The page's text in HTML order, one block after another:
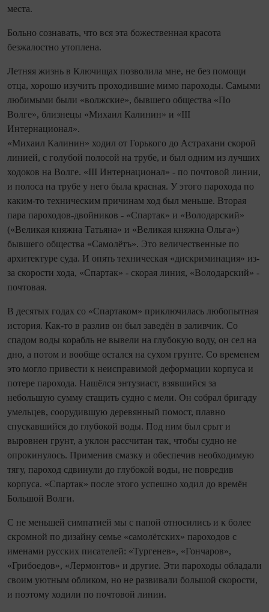
места.
Больно сознавать, что вся эта божественная красота
безжалостно утоплена.
Летняя жизнь в Ключищах позволила мне, не без помощи
отца, хорошо изучить проходившие мимо пароходы. Самыми
любимыми были «волжские», бывшего общества «По
Волге», близнецы «Михаил Калинин» и «III
Интернационал».
«Михаил Калинин» ходил от Горького до Астрахани скорой
линией, с голубой полосой на трубе, и был одним из лучших
ходоков на Волге. «III Интернационал» - по поч­товой линии,
и полоса на трубе у него была красная. У этого парохода по
каким-то техническим причинам ход был меньше. Вторая
пара пароходов-двойников - «Спартак» и «Володарский»
(«Великая княжна Татьяна» и «Великая княжна Ольга»)
бывшего общества «Самолётъ». Это величественные по
архитектуре суда. И опять техническая «дискриминация» из-
за скорости хода, «Спартак» - скорая линия, «Володарский» -
почтовая.
В десятых годах со «Спартаком» приключилась любопытная
история. Как-то в разлив он был заведён в заливчик. Со
спадом воды корабль не вывели на глубокую воду, он сел на
дно, а потом и вообще остался на сухом грунте. Со временем
это могло привести к неисправимой деформации корпуса и
потере парохода. Нашёлся энтузиаст, взявшийся за
небольшую сумму стащить судно с мели. Он собрал бригаду
умельцев, соорудившую деревянный помост, плавно
спускавшийся до глубокой воды. Под ним был срыт и
выровнен грунт, а уклон рассчитан так, чтобы судно не
опрокинулось. Применив смазку и обеспечив необходимую
тягу, пароход сдвинули до глубокой воды, не повредив
корпуса. «Спартак» после этого успешно ходил до времён
Большой Волги.
С не меньшей симпатией мы с папой относились и к более
скромной по дизайну семье «самолётских» пароходов с
именами русских писателей: «Тургенев», «Гончаров»,
«Грибоедов», «Лермонтов» и другие. Эти пароходы обладали
своим уютным обликом, но не развивали большой скорости,
и поэтому ходили по почтовой линии.